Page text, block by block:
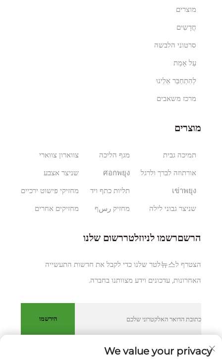
מוצרים
חֲדָשִים
סרטוני הלבשה
עַל אָמַת
לְהִתְחַבֵּר אֵלֵינוּ
מרכז משאבים
מוצרים
תמיכה גבית
אורתוזה לברך ולרגל
เข่าพยุง
שניצר גבוני לילה
מגף הליכה
ศอกพยุง
תליות כתף ויד
מחזיק رسף
צווארון צווארי
שניצר אצבע
מחזיקי פישוט ירכיים
מחזיקים אחרים
הרשםרשמו לניוזלטררשום שלנו
הצטרף ל뉴스לטר שלנו כדי לקבל את חדשות התעשייה
האחרונות, עדכונים וידע מצוותנו בחברה.
הירשמו
We value your privacy